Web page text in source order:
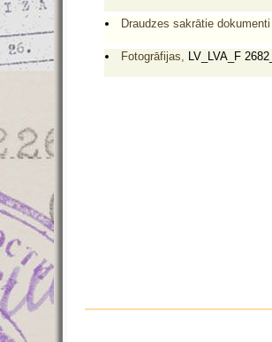
Draudzes sakrātie
Fotogrāfijas, LV_LVA_F